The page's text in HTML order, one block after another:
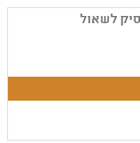
לשאול